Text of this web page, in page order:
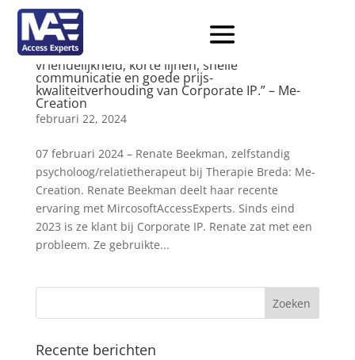
“Ik waardeer de klantgerichtheid,
vriendelijkheid, korte lijnen, snelle
communicatie en goede prijs-
kwaliteitverhouding van Corporate IP.” – Me-
Creation
februari 22, 2024
07 februari 2024 – Renate Beekman, zelfstandig
psycholoog/relatietherapeut bij Therapie Breda: Me-
Creation. Renate Beekman deelt haar recente
ervaring met MircosoftAccessExperts. Sinds eind
2023 is ze klant bij Corporate IP. Renate zat met een
probleem. Ze gebruikte...
Recente berichten